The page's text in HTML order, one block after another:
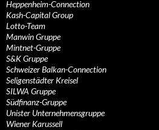
Heppenheim-Connection
Kash-Capital Group
Lotto-Team
Manwin Gruppe
Mintnet-Gruppe
S&K Gruppe
Schweizer Balkan-Connection
Seligenstädter Kreisel
SILWA Gruppe
Südfinanz-Gruppe
Unister Unternehmensgruppe
Wiener Karussell